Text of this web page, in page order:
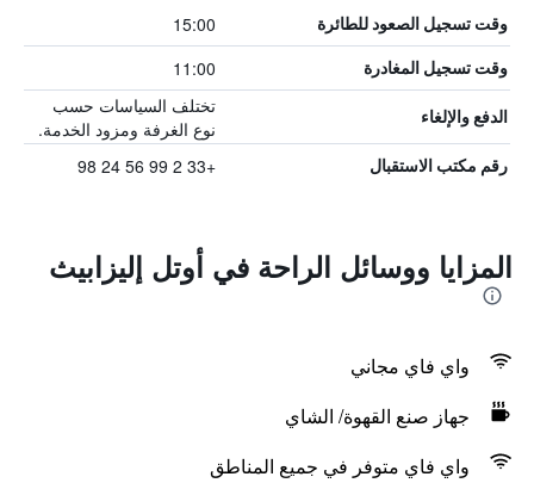
وقت تسجيل الصعود للطائرة 15:00
وقت تسجيل المغادرة 11:00
الدفع والإلغاء
تختلف السياسات حسب
نوع الغرفة ومزود الخدمة.
رقم مكتب الاستقبال +33 2 99 56 24 98
المزايا ووسائل الراحة في أوتل إليزابيث
واي فاي مجاني
جهاز صنع القهوة/ الشاي
واي فاي متوفر في جميع المناطق